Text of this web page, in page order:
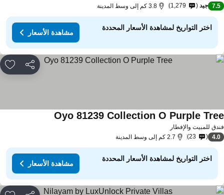
7.5 جيد 1,279 3.8 كم إلى وسط المدينة
اختر التواريخ لمشاهدة الأسعار المحددة
مشاهدة الأسعار
مشاركة
للمبيت والإفطار
Oyo 81239 Collection O Purpleمشاهدة الأسعار
4.0
23 2.7 كم إلى وسط المدينة
اختر التواريخ لمشاهدة الأسعار المحددة
مشاهدة الأسعار